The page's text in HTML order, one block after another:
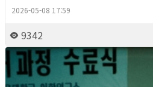
2026-05-08 17:59
9342